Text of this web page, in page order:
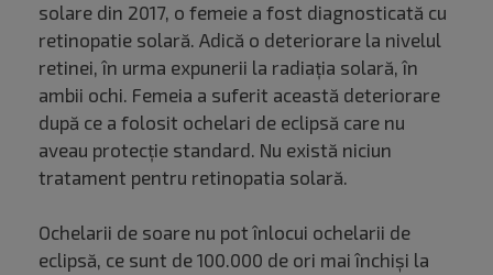
solare din 2017, o femeie a fost diagnosticată cu
retinopatie solară. Adică o deteriorare la nivelul
retinei, în urma expunerii la radiația solară, în
ambii ochi. Femeia a suferit această deteriorare
după ce a folosit ochelari de eclipsă care nu
aveau protecție standard. Nu există niciun
tratament pentru retinopatia solară.
Ochelarii de soare nu pot înlocui ochelarii de
eclipsă, ce sunt de 100.000 de ori mai închiși la